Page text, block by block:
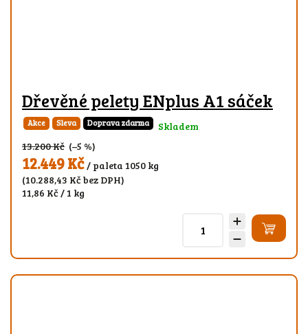
Dřevěné pelety ENplus A1 sáček
Akce Sleva Doprava zdarma
Skladem
13.200 Kč (–5 %)
12.449 Kč/ paleta 1050 kg
(10.288,43 Kč bez DPH)
11,86 Kč / 1 kg